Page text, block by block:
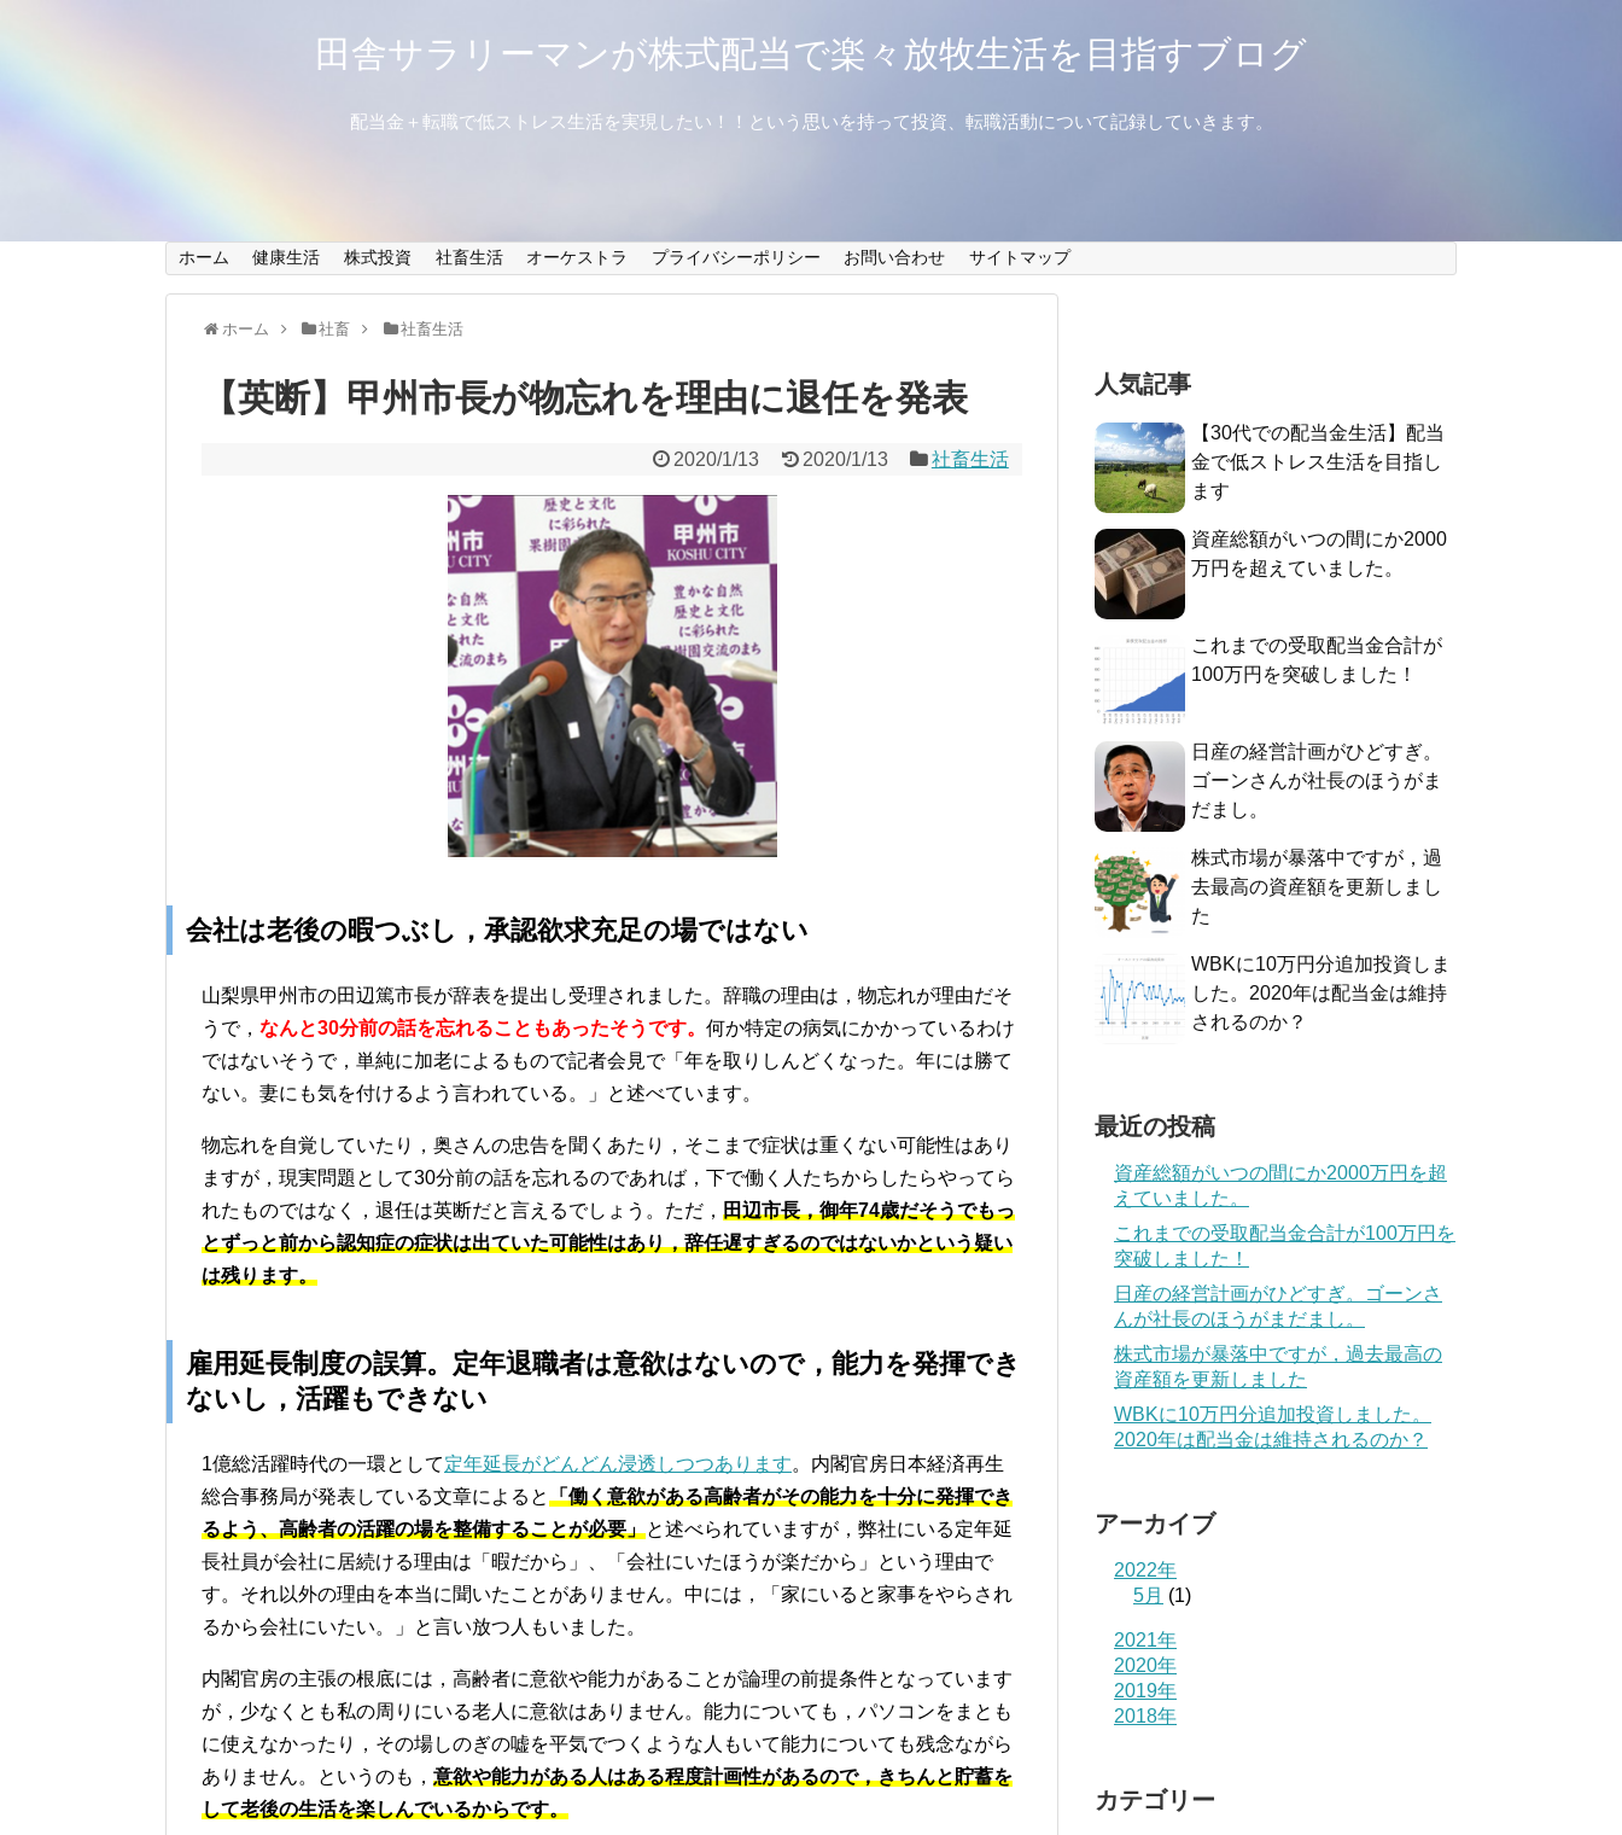
田舎サラリーマンが株式配当で楽々放牧生活を目指すブログ
配当金＋転職で低ストレス生活を実現したい！！という思いを持って投資、転職活動について記録していきます。
ホーム 健康生活 株式投資 社畜生活 オーケストラ プライバシーポリシー お問い合わせ サイトマップ
ホーム 社畜 社畜生活
【英断】甲州市長が物忘れを理由に退任を発表
2020/1/13 2020/1/13 社畜生活
会社は老後の暇つぶし，承認欲求充足の場ではない
山梨県甲州市の田辺篤市長が辞表を提出し受理されました。辞職の理由は，物忘れが理由だそ
うで， なんと30分前の話を忘れることもあったそうです。 何か特定の病気にかかっているわけ
ではないそうで，単純に加老によるもので記者会見で「年を取りしんどくなった。年には勝て
ない。妻にも気を付けるよう言われている。」と述べています。
物忘れを自覚していたり，奥さんの忠告を聞くあたり，そこまで症状は重くない可能性はあり
ますが，現実問題として30分前の話を忘れるのであれば，下で働く人たちからしたらやってら
れたものではなく，退任は英断だと言えるでしょう。ただ， 田辺市長，御年74歳だそうでもっ
とずっと前から認知症の症状は出ていた可能性はあり，辞任遅すぎるのではないかという疑い
は残ります。
雇用延長制度の誤算。定年退職者は意欲はないので，能力を発揮でき
ないし，活躍もできない
1億総活躍時代の一環として定年延長がどんどん浸透しつつあります。内閣官房日本経済再生
総合事務局が発表している文章によると「働く意欲がある高齢者がその能力を十分に発揮でき
るよう、高齢者の活躍の場を整備することが必要」と述べられていますが，弊社にいる定年延
長社員が会社に居続ける理由は「暇だから」、「会社にいたほうが楽だから」という理由で
す。それ以外の理由を本当に聞いたことがありません。中には，「家にいると家事をやらされ
るから会社にいたい。」と言い放つ人もいました。
内閣官房の主張の根底には，高齢者に意欲や能力があることが論理の前提条件となっています
が，少なくとも私の周りにいる老人に意欲はありません。能力についても，パソコンをまとも
に使えなかったり，その場しのぎの嘘を平気でつくような人もいて能力についても残念ながら
ありません。というのも， 意欲や能力がある人はある程度計画性があるので，きちんと貯蓄を
して老後の生活を楽しんでいるからです。
人気記事
【30代での配当金生活】配当
金で低ストレス生活を目指し
ます
資産総額がいつの間にか2000
万円を超えていました。
これまでの受取配当金合計が
100万円を突破しました！
日産の経営計画がひどすぎ。
ゴーンさんが社長のほうがま
だまし。
株式市場が暴落中ですが，過
去最高の資産額を更新しまし
た
WBKに10万円分追加投資しま
した。2020年は配当金は維持
されるのか？
最近の投稿
資産総額がいつの間にか2000万円を超
えていました。
これまでの受取配当金合計が100万円を
突破しました！
日産の経営計画がひどすぎ。ゴーンさ
んが社長のほうがまだまし。
株式市場が暴落中ですが，過去最高の
資産額を更新しました
WBKに10万円分追加投資しました。
2020年は配当金は維持されるのか？
アーカイブ
2022年
5月 (1)
2021年
2020年
2019年
2018年
カテゴリー